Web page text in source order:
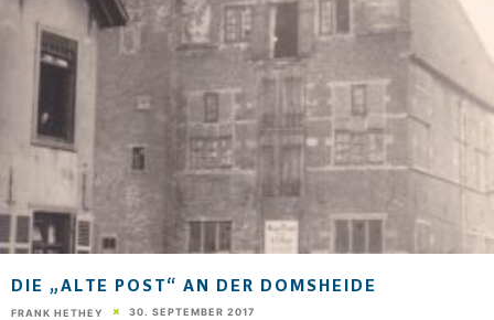
DIE „ALTE POST“ AN DER DOMSHEIDE
FRANK HETHEY 30. SEPTEMBER 2017